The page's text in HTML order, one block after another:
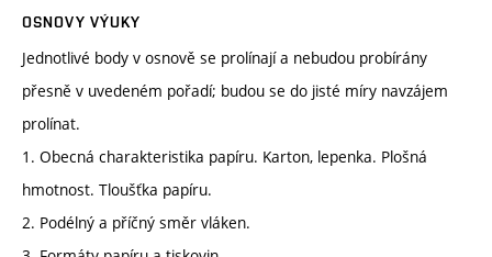
OSNOVY VÝUKY
Jednotlivé body v osnově se prolínají a nebudou probírány
přesně v uvedeném pořadí; budou se do jisté míry navzájem
prolínat.
1. Obecná charakteristika papíru. Karton, lepenka. Plošná
hmotnost. Tloušťka papíru.
2. Podélný a příčný směr vláken.